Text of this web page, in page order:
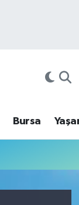
Bursa